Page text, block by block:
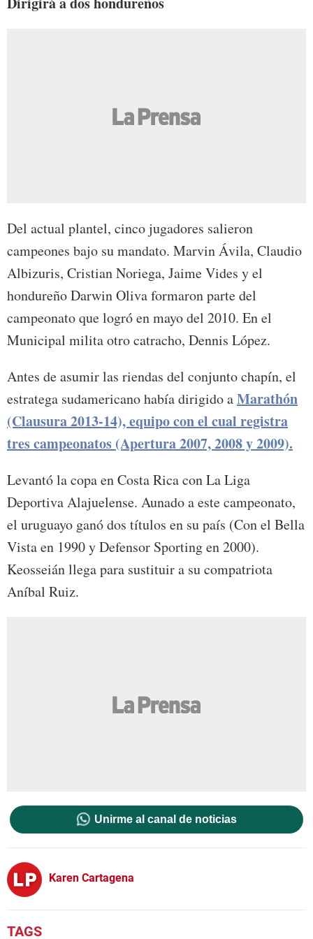
Del actual plantel, cinco jugadores salieron
campeones bajo su mandato. Marvin Ávila, Claudio
Albizuris, Cristian Noriega, Jaime Vides y el
hondureño Darwin Oliva formaron parte del
campeonato que logró en mayo del 2010. En el
Municipal milita otro catracho, Dennis López.
Antes de asumir las riendas del conjunto chapín, el
estratega sudamericano había dirigido aMarathón
(Clausura 2013-14), equipo con el cual registra
tres campeonatos (Apertura 2007, 2008 y 2009).
Levantó la copa en Costa Rica con La Liga
Deportiva Alajuelense. Aunado a este campeonato,
el uruguayo ganó dos títulos en su país (Con el Bella
Vista en 1990 y Defensor Sporting en 2000).
Keosseián llega para sustituir a su compatriota
Aníbal Ruiz.
Unirme al canal de noticias
Karen Cartagena